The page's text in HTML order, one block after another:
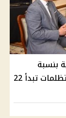
بنسبة
74.5% و10 طلاب يحصدون 280 درجة والتظلمات تبدأ 22